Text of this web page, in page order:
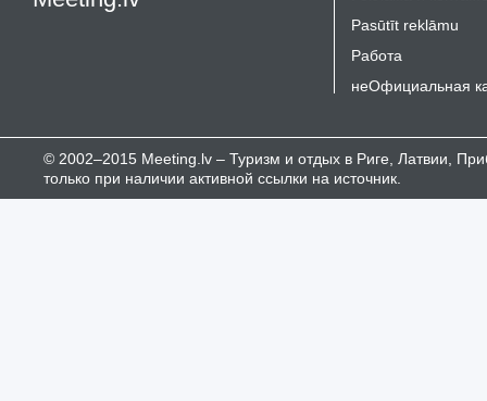
Pasūtīt reklāmu
Работа
неОфициальная
© 2002–2015 Meeting.lv – Туризм и отдых в Риге, Латвии,
только при наличии активной ссылки на источник.